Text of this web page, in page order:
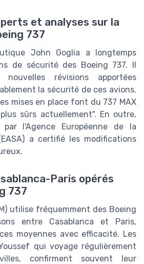
et analyses sur la
737
John Goglia a longtemps
de sécurité des Boeing 737. Il
révisions apportées
la sécurité de ces avions.
mises en place font du 737 MAX
sûrs actuellement". En outre,
l'Agence Européenne de la
a certifié les modifications
Paris opérés
737
utilise fréquemment des Boeing
entre Casablanca et Paris,
moyennes avec efficacité. Les
qui voyage régulièrement
confirment souvent leur